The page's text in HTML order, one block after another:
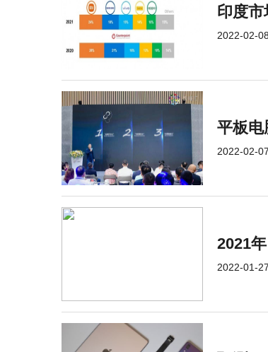
印度
2022-02-
平板电
2022-02-
2021
2022-01-